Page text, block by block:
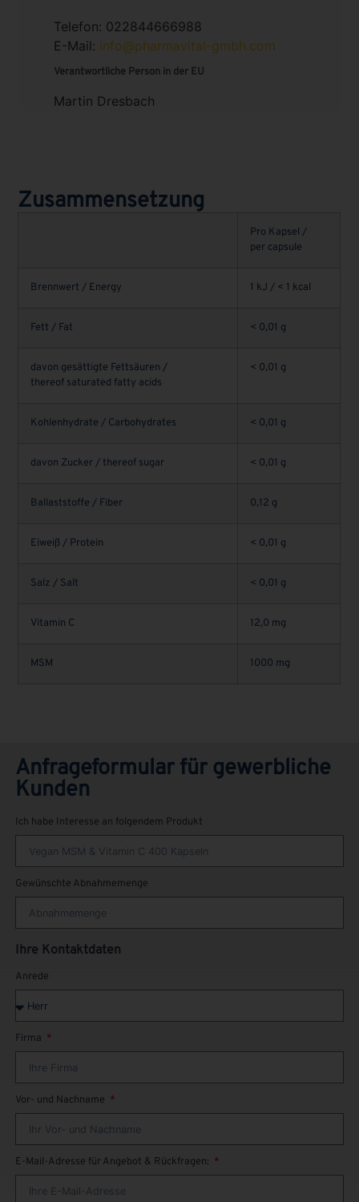
Telefon: 022844666988
E-Mail: info@pharmavital-gmbh.com
Verantwortliche Person in der EU
Martin Dresbach
Zusammensetzung
Pro Kapsel /
per capsule
Brennwert / Energy 1 kJ / < 1 kcal
Fett / Fat < 0,01 g
davon gesättigte Fettsäuren /
thereof saturated fatty acids
< 0,01 g
Kohlenhydrate / Carbohydrates < 0,01 g
davon Zucker / thereof sugar < 0,01 g
Ballaststoffe / Fiber 0,12 g
Eiweiß / Protein < 0,01 g
Salz / Salt < 0,01 g
Vitamin C 12,0 mg
MSM 1000 mg
Anfrageformular für gewerbliche
Kunden
Ich habe Interesse an folgendem Produkt
Gewünschte Abnahmemenge
Ihre Kontaktdaten
Anrede
Firma
Vor- und Nachname
E-Mail-Adresse für Angebot & Rückfragen: